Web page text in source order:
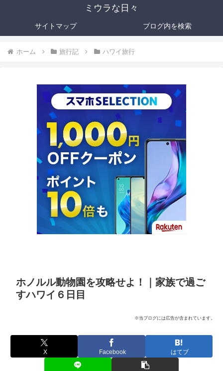
ミウラな日々
サイトマップ ブログ内を検索
ホーム 旅行記 ハワイ旅行
ホノルル動物園を攻略せよ！｜家族で過ご
すハワイ６日目
※当ブログには広告が含まれています。
X Facebook はてブ